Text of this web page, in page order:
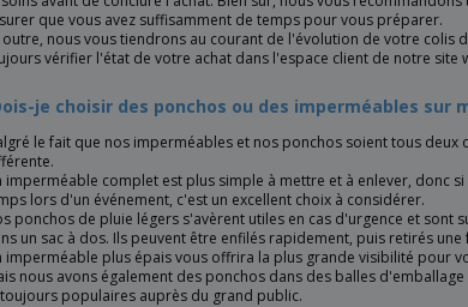
que vous avez suffisamment de temps pour vous préparer.
outre, nous vous tiendrons au courant de l'évolution de votre
vérifier l'état de votre achat dans l'espace client de notre site
je choisir des ponchos ou des imperméables sur
le fait que nos imperméables et nos ponchos soient tous
imperméable complet est plus simple à mettre et à enlever, donc
lors d'un événement, c'est un excellent choix à considérer.
ponchos de pluie légers s'avèrent utiles en cas d'urgence et
un sac à dos. Ils peuvent être enfilés rapidement, puis retirés
imperméable plus épais vous offrira la plus grande visibilité pour
nous avons également des ponchos dans des balles
populaires auprès du grand public.